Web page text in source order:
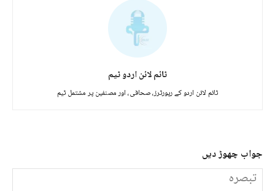
ٹائم لائن اردو ٹیم
ٹائم لائن اردو کے رپورٹرز، صحافی، اور مصنفین پر مشتمل ٹیم
جواب چھوڑ دیں